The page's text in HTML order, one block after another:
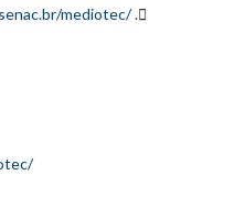
mediotec/.